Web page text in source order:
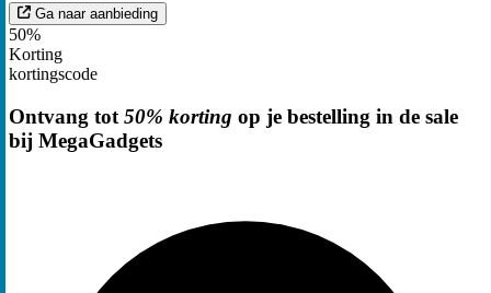
Ga naar aanbieding
50%
Korting
kortingscode
Ontvang tot 50% korting op je bestelling in de sale
bij MegaGadgets